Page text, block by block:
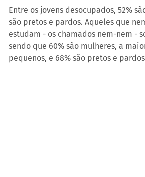
Entre os jovens desocupados, 52%
são pretos e pardos. Aqueles que
estudam - os chamados nem-nem -
sendo que 60% são mulheres, a
pequenos, e 68% são pretos e